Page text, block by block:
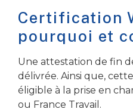
Certification
pourquoi et
Une attestation de fin
délivrée. Ainsi que,
éligible à la prise en
ou France Travail.